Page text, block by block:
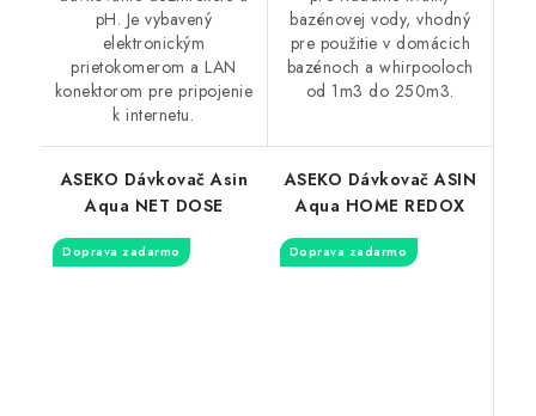
pH. Je vybavený
elektronickým
prietokomerom a LAN
konektorom pre pripojenie
k internetu.
bazénovej vody, vhodný
pre použitie v domácich
bazénoch a whirpooloch
od 1m3 do 250m3.
ASEKO Dávkovač Asin
Aqua NET DOSE
Doprava zadarmo
ASEKO Dávkovač ASIN
Aqua HOME REDOX
Doprava zadarmo